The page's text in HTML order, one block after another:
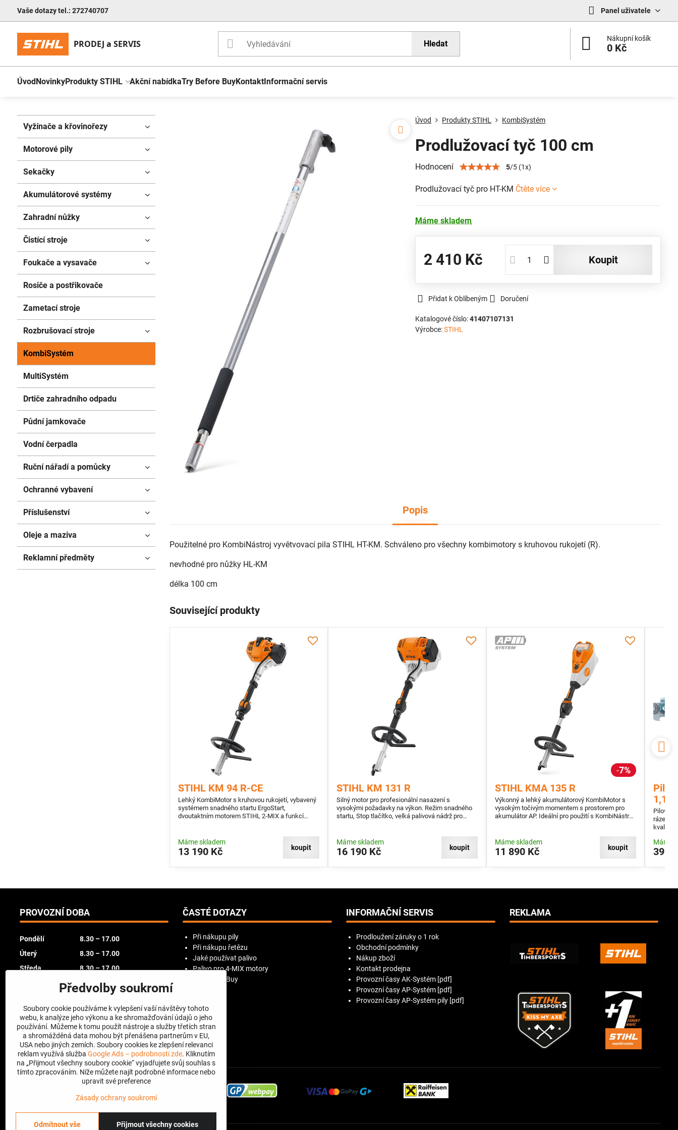
Vaše dotazy tel.: 272740707 Panel uživatele
Hledat
Nákupní košík
0 Kč
ÚvodNovinkyProdukty STIHL Akční nabídkaTry Before BuyKontaktInformační servis
Úvod Produkty STIHL KombiSystém
Prodlužovací tyč 100 cm
Hodnocení 5/5 (1x)
Prodlužovací tyč pro HT-KM Čtěte více
Máme skladem
2 410 Kč koupit
Přidat k Oblíbeným Doručení
Katalogové číslo:41407107131
Výrobce:STIHL
Popis
Použitelné pro KombiNástroj vyvětvovací pila STIHL HT-KM. Schváleno pro všechny kombimotory s kruhovou rukojetí (R).
nevhodné pro nůžky HL-KM
délka 100 cm
Související produkty
STIHL KM 94 R-CE
Lehký KombiMotor s kruhovou rukojetí, vybavený
systémem snadného startu ErgoStart,
dvoutaktním motorem STIHL 2-MIX a funkcí
Máme skladem
13 190 Kč koupit
STIHL KM 131 R
Silný motor pro profesionální nasazení s
vysokými požadavky na výkon. Režim snadného
startu, Stop tlačítko, velká palivová nádrž pro
STIHL 4-MIX®. Možnost použití se všemi
KombiNástroji STIHL
Máme skladem
16 190 Kč koupit
7%
STIHL KMA 135 R
Výkonný a lehký akumulátorový KombiMotor s
vysokým točivým momentem s prostorem pro
akumulátor AP. Ideální pro použití s KombiNástroji
Máme skladem
11 890 Kč koupit
1,1-
Pilový
rázem
kvalita
Máme
390
Vyžínače a křovinořezy
Motorové pily
Sekačky
Akumulátorové systémy
Zahradní nůžky
Čistící stroje
Foukače a vysavače
Rosiče a postřikovače
Zametací stroje
Rozbrušovací stroje
KombiSystém
MultiSystém
Drtiče zahradního odpadu
Půdní jamkovače
Vodní čerpadla
Ruční nářadí a pomůcky
Ochranné vybavení
Příslušenství
Oleje a maziva
Reklamní předměty
PROVOZNÍ DOBA
Pondělí
8.30 – 17.00
Úterý
8.30 – 17.00
Středa
8.30 – 17.00
8.30 – 17.00
8.30 – 16.00
Sobota
zavřeno
Neděle
zavřeno
ČASTÉ DOTAZY
Při nákupu pily
Při nákupu řetězu
Jaké používat palivo
Palivo pro 4-MIX motory
Try Before Buy
INFORMAČNÍ SERVIS
Prodloužení záruky o 1 rok
Obchodní podmínky
Nákup zboží
Kontakt prodejna
Provozní časy AK-Systém [pdf]
Provozní časy AP-Systém [pdf]
Provozní časy AP-Systém pily [pdf]
REKLAMA
Předvolby soukromí
Soubory cookie používáme k vylepšení vaší návštěvy tohoto
webu, k analýze jeho výkonu a ke shromažďování údajů o jeho
používání. Můžeme k tomu použít nástroje a služby třetích stran
a shromážděná data mohou být přenášena partnerům v EU,
USA nebo jiných zemích. Soubory cookies ke zlepšení relevanci
reklam využívá služba Google Ads – podrobnosti zde. Kliknutím
na „Přijmout všechny soubory cookie“ vyjadřujete svůj souhlas s
tímto zpracováním. Níže můžete najít podrobné informace nebo
upravit své preference
Zásady ochrany soukromí
Přijmout všechny cookies
Odmítnout vše